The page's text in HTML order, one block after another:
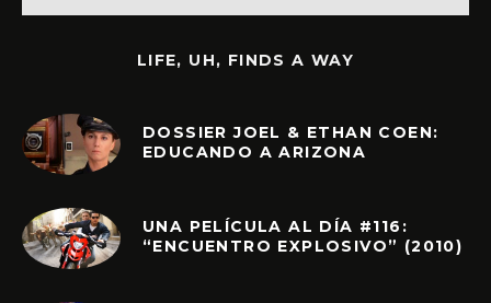
LIFE, UH, FINDS A WAY
DOSSIER JOEL & ETHAN COEN:
EDUCANDO A ARIZONA
UNA PELÍCULA AL DÍA #116:
“ENCUENTRO EXPLOSIVO” (2010)